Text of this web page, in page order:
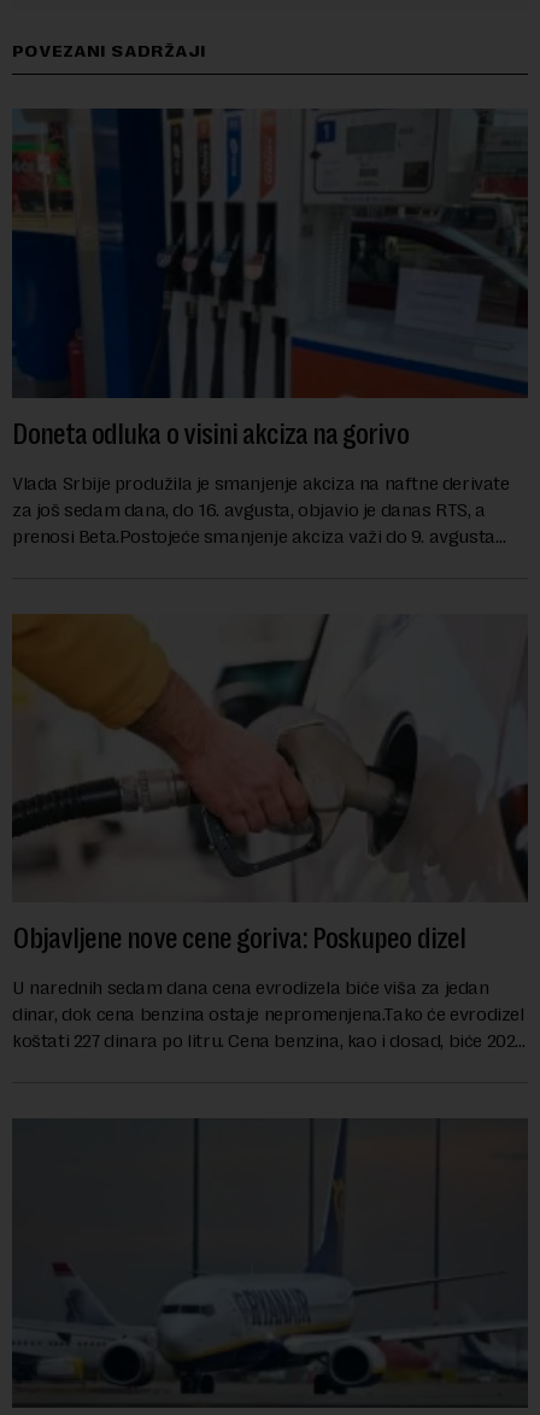
POVEZANI SADRŽAJI
Doneta odluka o visini akciza na gorivo
Vlada Srbije produžila je smanjenje akciza na naftne derivate
za još sedam dana, do 16. avgusta, objavio je danas RTS, a
prenosi Beta.Postojeće smanjenje akciza važi do 9. avgusta
Objavljene nove cene goriva: Poskupeo dizel
U narednih sedam dana cena evrodizela biće viša za jedan
dinar, dok cena benzina ostaje nepromenjena.Tako će evrodizel
koštati 227 dinara po litru. Cena benzina, kao i dosad, biće 202